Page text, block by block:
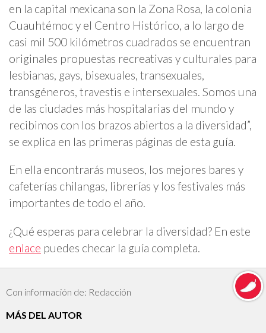
en la capital mexicana son la Zona Rosa, la colonia
Cuauhtémoc y el Centro Histórico, a lo largo de
casi mil 500 kilómetros cuadrados se encuentran
originales propuestas recreativas y culturales para
lesbianas, gays, bisexuales, transexuales,
transgéneros, travestis e intersexuales. Somos una
de las ciudades más hospitalarias del mundo y
recibimos con los brazos abiertos a la diversidad”,
se explica en las primeras páginas de esta guía.
En ella encontrarás museos, los mejores bares y
cafeterías chilangas, librerías y los festivales más
importantes de todo el año.
¿Qué esperas para celebrar la diversidad? En este
enlace puedes checar la guía completa.
Con información de: Redacción
MÁS DEL AUTOR